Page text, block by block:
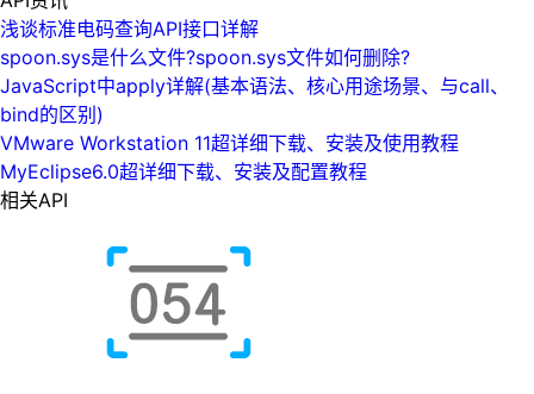
浅谈标准电码查询API接口详解
spoon.sys是什么文件?spoon.sys文件如何删除?
JavaScript中apply详解(基本语法、核心用途场景、与call、
bind的区别)
VMware Workstation 11超详细下载、安装及使用教程
MyEclipse6.0超详细下载、安装及配置教程
相关API